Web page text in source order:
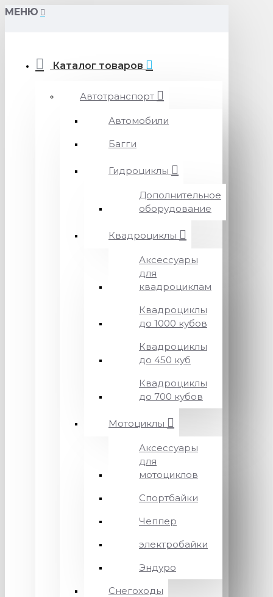
МЕНЮ
Каталог товаров
Автотранспорт
Автомобили
Багги
Гидроциклы
Дополнительное
оборудование
Квадроциклы
Аксессуары
для
квадроциклам
Квадроциклы
до 1000 кубов
Квадроциклы
до 450 куб
Квадроциклы
до 700 кубов
Мотоциклы
Аксессуары
для
мотоциклов
Спортбайки
Чеппер
электробайки
Эндуро
Снегоходы